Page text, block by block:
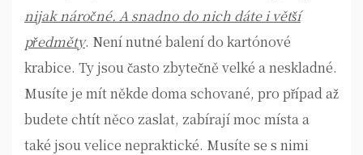
nijak náročné. A snadno do nich dáte i větší
předměty. Není nutné balení do kartónové
krabice. Ty jsou často zbytečně velké a neskladné.
Musíte je mít někde doma schované, pro případ až
budete chtít něco zaslat, zabírají moc místa a
také jsou velice nepraktické. Musíte se s nimi